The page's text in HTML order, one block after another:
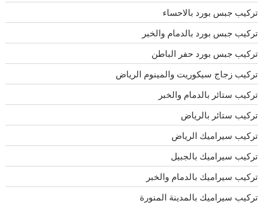
تركيب جبس بورد بالاحساء
تركيب جبس بورد بالدمام والخبر
تركيب جبس بورد حفر الباطن
تركيب زجاج سيكوريت والمينوم الرياض
تركيب ستائر بالدمام والخبر
تركيب ستائر بالرياض
تركيب سيراميك الرياض
تركيب سيراميك بالجبيل
تركيب سيراميك بالدمام والخبر
تركيب سيراميك بالمدينة المنورة